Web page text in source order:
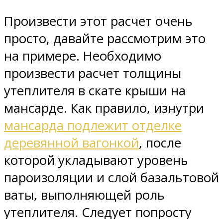
Произвести этот расчет очень
просто, давайте рассмотрим это
на примере. Необходимо
произвести расчет толщины
утеплителя в скате крыши на
мансарде. Как правило, изнутри
мансарда подлежит отделке
деревянной вагонкой, после
которой укладывают уровень
пароизоляции и слой базальтовой
ваты, выполняющей роль
утеплителя. Следует попросту